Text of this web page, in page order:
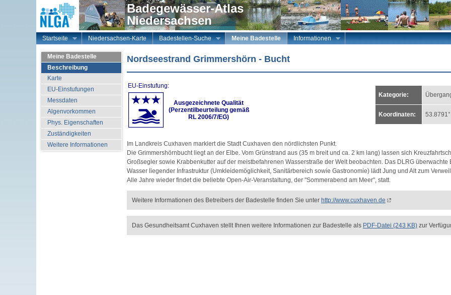
Badegewässer-Atlas
Niedersachsen
Startseite Niedersachsen-Karte Badestellen-Suche Meine Badestelle Informationen
Meine Badestelle
Beschreibung
Karte
EU-Einstufungen
Messdaten
Algenvorkommen
Phys. Eigenschaften
Zuständigkeiten
Weitere Informationen
Nordseestrand Grimmershörn - Bucht
EU-Einstufung:
Ausgezeichnete Qualität
(Perzentilbeurteilung gemäß
RL 2006/7/EG)
Kategorie:
Koordinaten:
Im Landkreis Cuxhaven markiert die Stadt Cuxhaven den nördlichsten Punkt.
Die Grimmershörnbucht liegt an der Elbe. Vom Grünstrand aus (35 m breit und ca. 2 km lang) lassen sich
Großsegler sowie Krabbenkutter auf der meistbefahrenen Wasserstraße der Welt beobachten. Das DLRG überwachte
Wasser liegender Infrastruktur (Umkleidemöglichkeit, Sanitärbereich sowie Gastronomie) lädt Jung und Alt zum
Alle Jahre wieder findet die beliebte Open-Air-Veranstaltung, der "Sommerabend am Meer", statt.
Weitere Informationen des Betreibers der Badestelle finden Sie unter http://www.cuxhaven.de
Das Gesundheitsamt Cuxhaven stellt Ihnen weitere Informationen zur Badestelle als PDF-Datei (243 KB)zur